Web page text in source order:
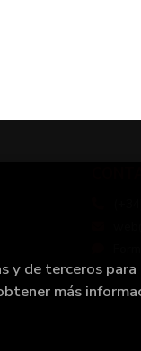
y de terceros
más